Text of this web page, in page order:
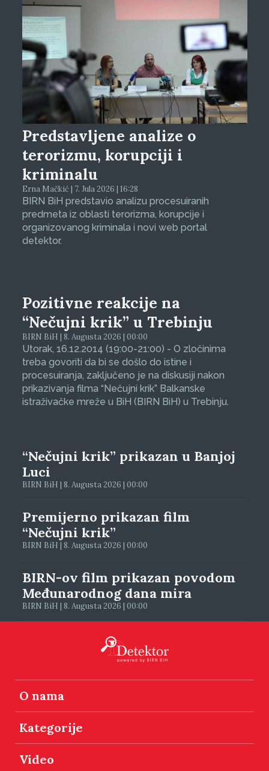
Predstavljene analize o
terorizmu, korupciji i
kriminalu
Erna Mačkić | 7. Jula 2026 | 16:28
BIRN BiH predstavio analizu procesuiranih
predmeta iz oblasti terorizma, korupcije i
organizovanog kriminala i novi web portal
detektor.
Pozitivne reakcije na
“Nečujni krik” u Trebinju
BIRN BiH | 8. Augusta 2026 | 00:00
Utorak, 16.12.2014 (19:00-21:00) - O zločinima
treba govoriti da bi se došlo do istine i
procesuiranja, zaključeno je na diskusiji nakon
prikazivanja filma “Nečujni krik” Balkanske
istraživačke mreže u BiH (BIRN BiH) u Trebinju.
“Nečujni krik” prikazan u Banjoj
Luci
BIRN BiH | 8. Augusta 2026 | 00:00
Premijerno prikazan film
“Nečujni krik”
BIRN BiH | 8. Augusta 2026 | 00:00
BIRN-ov film prikazan povodom
Međunarodnog dana mira
BIRN BiH | 8. Augusta 2026 | 00:00
O nama
Kategorije
Video